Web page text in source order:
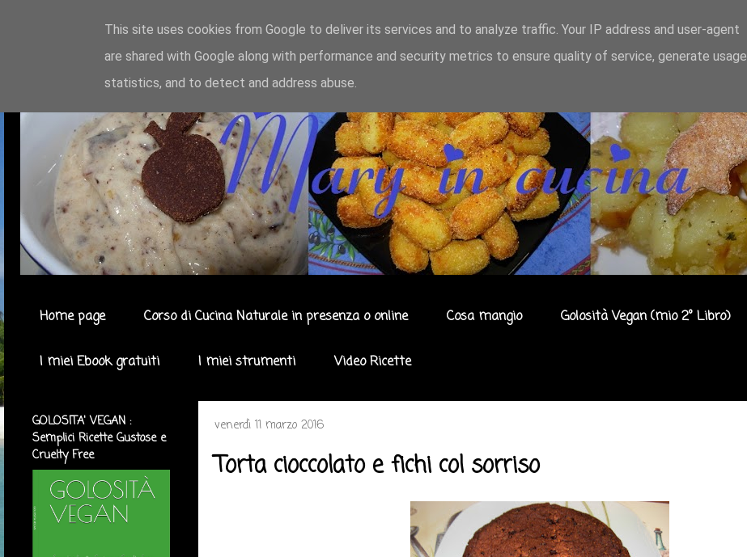
Home page Corso di Cucina Naturale in presenza o online Cosa mangio Golosità Vegan (mio 2° Libro)
I miei Ebook gratuiti I miei strumenti Video Ricette
venerdì 11 marzo 2016
Torta cioccolato e fichi col sorriso
GOLOSITA' VEGAN :
Semplici Ricette Gustose e
Cruelty Free
This site uses cookies from Google to deliver its services and to analyze traffic. Your IP address and user-agent
are shared with Google along with performance and security metrics to ensure quality of service, generate usage
statistics, and to detect and address abuse.